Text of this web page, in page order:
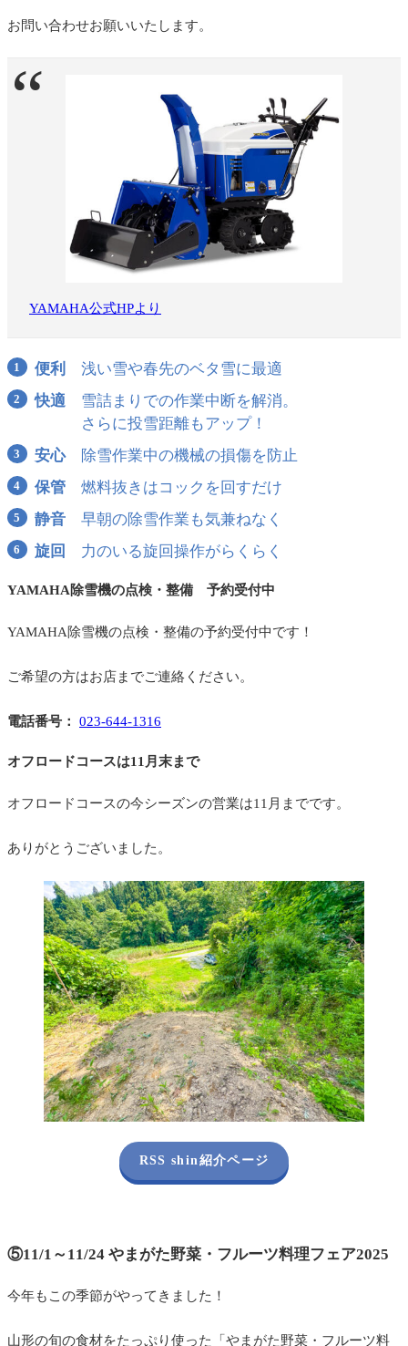
お問い合わせお願いいたします。
YAMAHA公式HPより
便利
浅い雪や春先のベタ雪に最適
快適 雪詰まりでの作業中断を解消。
さらに投雪距離もアップ！
安心除雪作業中の機械の損傷を防止
保管 燃料抜きはコックを回すだけ
静音 早朝の除雪作業も気兼ねなく
旋回
力のいる旋回操作がらくらく
YAMAHA除雪機の点検・整備 予約受付中
YAMAHA除雪機の点検・整備の予約受付中です！
ご希望の方はお店までご連絡ください。
電話番号： 023-644-1316
オフロードコースは11月末まで
オフロードコースの今シーズンの営業は11月までです。
ありがとうございました。
RSS shin紹介ページ
⑤11/1～11/24 やまがた野菜・フルーツ料理フェア2025
今年もこの季節がやってきました！
山形の旬の食材をたっぷり使った「やまがた野菜・フルーツ料